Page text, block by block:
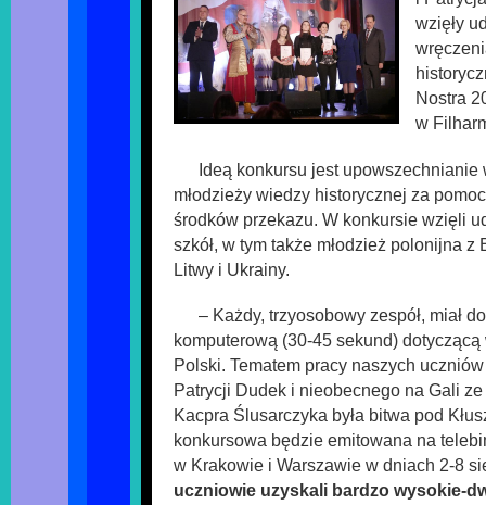
wzięły
Nostra
w
Ideą konkursu jest upowszechnianie
młodzieży wiedzy historycznej za
środków przekazu. W konkursie wzięli
szkół, w tym także młodzież polonijna z
Litwy i Ukrainy.
– Każdy, trzyosobowy zespół, miał
komputerową (30-45 sekund)
Polski. Tematem pracy naszych
Patrycji Dudek i nieobecnego na Gali
Kacpra Ślusarczyka była bitwa pod
konkursowa będzie emitowana na
w Krakowie i Warszawie w dniach 2-8
uczniowie uzyskali bardzo wysokie-